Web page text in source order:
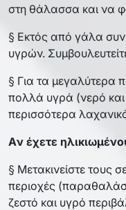
στη θάλασσα και να
§ Εκτός από γάλα
υγρών.
§ Για τα μεγαλύτερα
πολλά υγρά (νερό
περισσότερα
Aν έχετε
§ Μετακινείστε τους
περιοχές
ζεστό και υγρό